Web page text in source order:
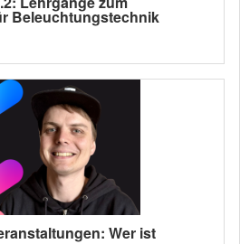
Beleuchtungstechnik
Wer ist